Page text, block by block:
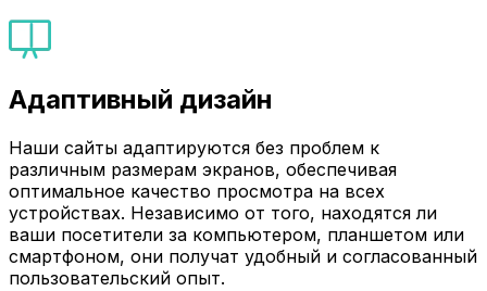
Адаптивный дизайн
Наши сайты адаптируются без проблем к
различным размерам экранов, обеспечивая
оптимальное качество просмотра на всех
устройствах. Независимо от того, находятся ли
ваши посетители за компьютером, планшетом или
смартфоном, они получат удобный и согласованный
пользовательский опыт.